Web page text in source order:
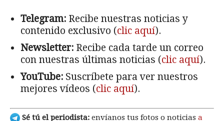
Telegram: Recibe nuestras noticias y
contenido exclusivo (clic aquí).
Newsletter: Recibe cada tarde un correo
con nuestras últimas noticias (clic aquí).
YouTube: Suscríbete para ver nuestros
mejores vídeos (clic aquí).
Sé tú el periodista: envíanos tus fotos o noticias a